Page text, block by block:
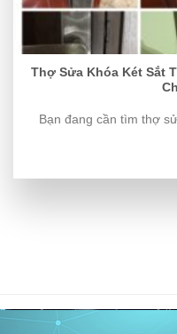
Thợ Sửa Khóa Két Sắt
Bạn đang cần tìm thợ